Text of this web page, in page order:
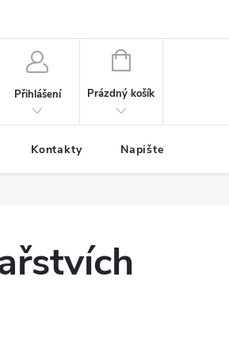
Přihlášení
NÁKUPNÍ
Prázdný košík
Kontakty Napište nám